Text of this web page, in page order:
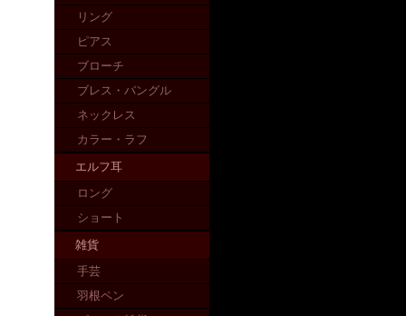
リング
ピアス
ブローチ
ブレス・バングル
ネックレス
カラー・ラフ
エルフ耳
ロング
ショート
雑貨
手芸
羽根ペン